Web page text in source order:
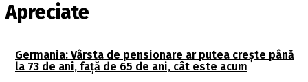
Apreciate
Germania: Vârsta de pensionare ar putea crește până
la 73 de ani, față de 65 de ani, cât este acum